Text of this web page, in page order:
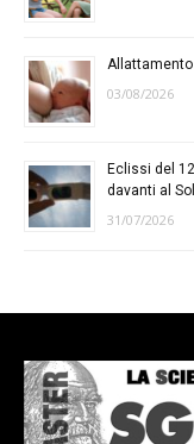
03/08/2026
Eclissi del
davanti al
31/07/2026